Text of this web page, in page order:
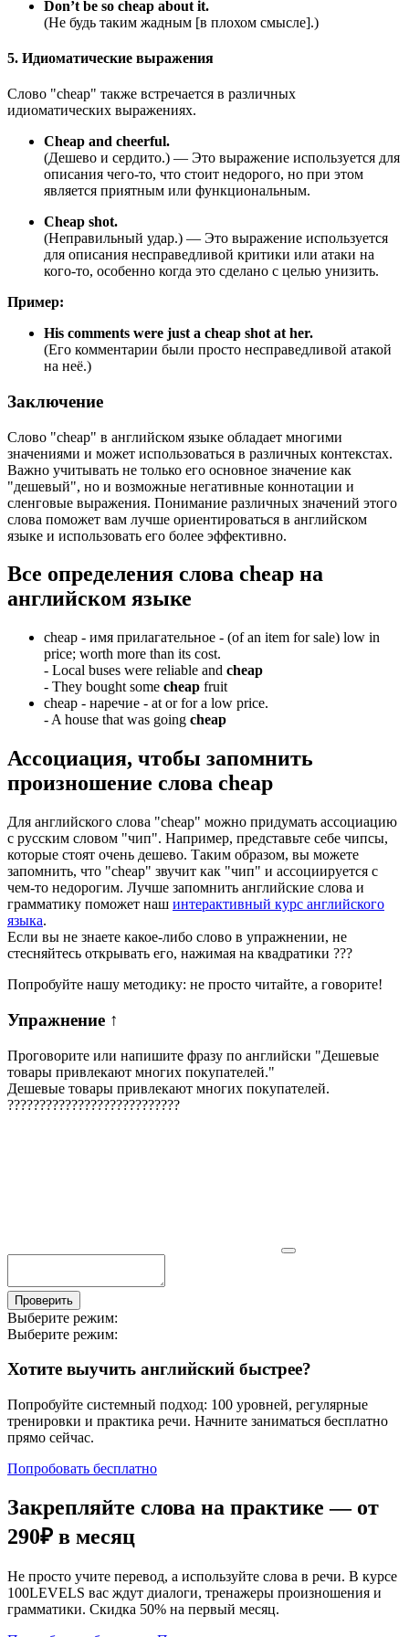
Don’t be so cheap about it.
(Не будь таким жадным [в плохом смысле].)
5. Идиоматические выражения
Слово "cheap" также встречается в различных
идиоматических выражениях.
Cheap and cheerful.
(Дешево и сердито.) — Это выражение используется для
описания чего-то, что стоит недорого, но при этом
является приятным или функциональным.
Cheap shot.
(Неправильный удар.) — Это выражение используется
для описания несправедливой критики или атаки на
кого-то, особенно когда это сделано с целью унизить.
Пример:
His comments were just a cheap shot at her.
(Его комментарии были просто несправедливой атакой
на неё.)
Заключение
Слово "cheap" в английском языке обладает многими
значениями и может использоваться в различных контекстах.
Важно учитывать не только его основное значение как
"дешевый", но и возможные негативные коннотации и
сленговые выражения. Понимание различных значений этого
слова поможет вам лучше ориентироваться в английском
языке и использовать его более эффективно.
Все определения слова cheap на
английском языке
cheap - имя прилагательное - (of an item for sale) low in
price; worth more than its cost.
- Local buses were reliable and cheap
- They bought some cheap fruit
cheap - наречие - at or for a low price.
- A house that was going cheap
Ассоциация, чтобы запомнить
произношение слова cheap
Для английского слова "cheap" можно придумать ассоциацию
с русским словом "чип". Например, представьте себе чипсы,
которые стоят очень дешево. Таким образом, вы можете
запомнить, что "cheap" звучит как "чип" и ассоциируется с
чем-то недорогим. Лучше запомнить английские слова и
грамматику поможет наш интерактивный курс английского
языка.
Если вы не знаете какое-либо слово в упражнении, не
стесняйтесь открывать его, нажимая на квадратики ???
Попробуйте нашу методику: не просто читайте, а говорите!
Упражнение ↑
Проговорите или напишите фразу по английски "Дешевые
товары привлекают многих покупателей."
Дешевые товары привлекают многих покупателей.
???????????????????????????
Проверить
Выберите режим:
Выберите режим:
Хотите выучить английский быстрее?
Попробуйте системный подход: 100 уровней, регулярные
тренировки и практика речи. Начните заниматься бесплатно
прямо сейчас.
Попробовать бесплатно
Закрепляйте слова на практике — от
290₽ в месяц
Не просто учите перевод, а используйте слова в речи. В курсе
100LEVELS вас ждут диалоги, тренажеры произношения и
грамматики. Скидка 50% на первый месяц.